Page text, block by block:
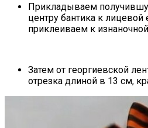
Прикладываем
центру бантика к лицевой
приклеиваем к
Затем от георгиевской
отрезка длиной в 13 см,